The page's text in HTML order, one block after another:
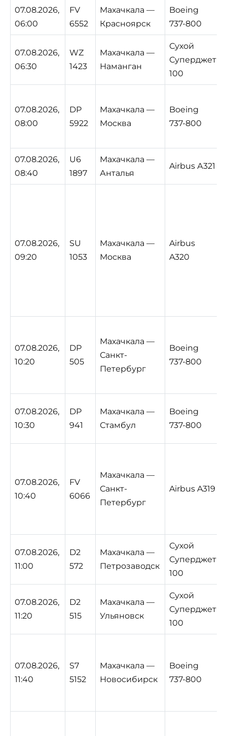
07.08.2026,
06:00
FV
6552
Махачкала —
Красноярск
Boeing
737-800
07.08.2026,
06:30
WZ
1423
Махачкала —
Наманган
Сухой
Суперджет
100
07.08.2026,
08:00
DP
5922
Махачкала —
Москва
Boeing
737-800
07.08.2026,
08:40
U6
1897
Махачкала —
Анталья
Airbus А321
07.08.2026,
09:20
SU
1053
Махачкала —
Москва
Airbus
A320
07.08.2026,
10:20
DP
505
Махачкала —
Санкт-
Петербург
Boeing
737-800
07.08.2026,
10:30
DP
941
Махачкала —
Стамбул
Boeing
737-800
07.08.2026,
10:40
FV
6066
Махачкала —
Санкт-
Петербург
Airbus A319
07.08.2026,
11:00
D2
572
Махачкала —
Петрозаводск
Сухой
Суперджет
100
07.08.2026,
11:20
D2
515
Махачкала —
Ульяновск
Сухой
Суперджет
100
07.08.2026,
11:40
S7
5152
Махачкала —
Новосибирск
Boeing
737-800